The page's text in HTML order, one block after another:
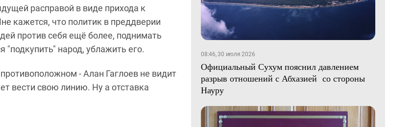
расправой в виде прихода к
кажется, что политик в преддверии
против себя ещё более, поднимать
"подкупить" народ, ублажить его.
- Алан Гаглоев не видит
вести свою линию. Ну а отставка
08:46, 30 июля 2026
Официальный Сухум пояснил давлением
разрыв отношений с Абхазией со стороны
Науру